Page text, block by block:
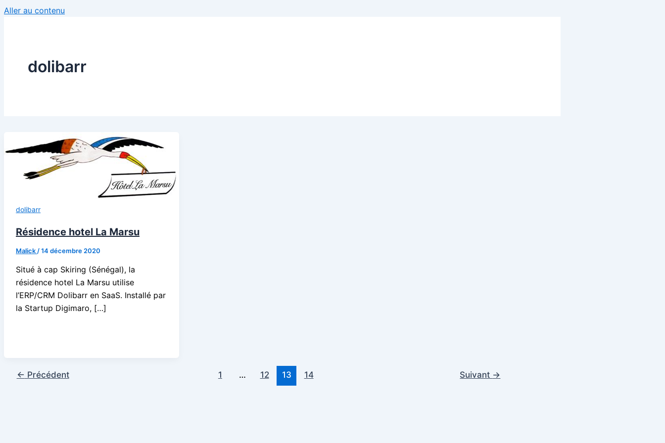
Aller au contenu
dolibarr
dolibarr
Résidence hotel La Marsu
Malick /14 décembre 2020
Situé à cap Skiring (Sénégal), la
résidence hotel La Marsu utilise
l’ERP/CRM Dolibarr en SaaS. Installé par
la Startup Digimaro, […]
← Précédent 1 … 12 13 14 Suivant →